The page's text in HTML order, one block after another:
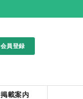
会員登録
掲載案内